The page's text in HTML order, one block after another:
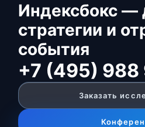
Индексбокс —
стратегии и
события
+7 (495) 988
Заказать